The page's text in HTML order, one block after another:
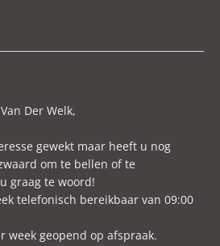
1.100 kg
4,8 l/100km
5,7 l/100km
109 g/km
Der Welk,
gewekt maar heeft u nog
om te bellen of te
graag te woord!
telefonisch bereikbaar van 09:00
week geopend op afspraak.